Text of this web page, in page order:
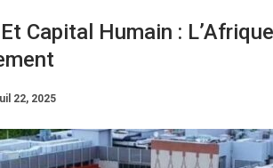
Capital Humain :
22, 2025